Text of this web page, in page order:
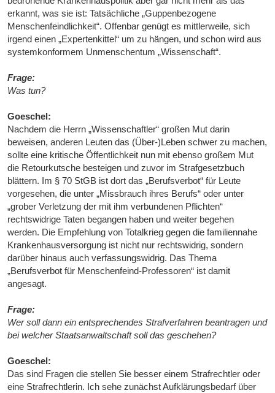
erkannt, was sie ist: Tatsächliche „Guppenbezogene
Menschenfeindlichkeit“. Offenbar genügt es mittlerweile, sich
irgend einen „Expertenkittel“ um zu hängen, und schon wird aus
systemkonformem Unmenschentum „Wissenschaft“.
Frage:
Was tun?
Goeschel:
Nachdem die Herrn „Wissenschaftler“ großen Mut darin
beweisen, anderen Leuten das (Über-)Leben schwer zu machen,
sollte eine kritische Öffentlichkeit nun mit ebenso großem Mut
die Retourkutsche besteigen und zuvor im Strafgesetzbuch
blättern. Im § 70 StGB ist dort das „Berufsverbot“ für Leute
vorgesehen, die unter „Missbrauch ihres Berufs“ oder unter
„grober Verletzung der mit ihm verbundenen Pflichten“
rechtswidrige Taten begangen haben und weiter begehen
werden. Die Empfehlung von Totalkrieg gegen die familiennahe
Krankenhausversorgung ist nicht nur rechtswidrig, sondern
darüber hinaus auch verfassungswidrig. Das Thema
„Berufsverbot für Menschenfeind-Professoren“ ist damit
angesagt.
Frage:
Wer soll dann ein entsprechendes Strafverfahren beantragen und
bei welcher Staatsanwaltschaft soll das geschehen?
Goeschel:
Das sind Fragen die stellen Sie besser einem Strafrechtler oder
eine Strafrechtlerin. Ich sehe zunächst Aufklärungsbedarf über